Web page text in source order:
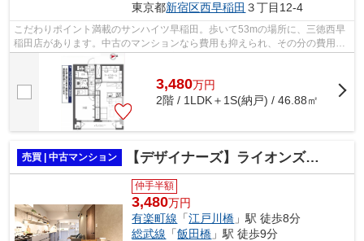
東京都新宿区西早稲田 ３丁目12-4
こだわりポイント満載のサンハイツ早稲田。歩いて53mの場所に、三徳西早
稲田店があります。中古のマンションなら費用も抑えられ、その分の費用を
他に充てることが出来ます。上階の方も...
3,480万円
2階 / 1LDK＋1S(納戸) / 46.88㎡
売買 | 中古マンション 【デザイナーズ】ライオンズマンション飯田橋
仲手半額
3,480万円
有楽町線 「江戸川橋 」駅 徒歩8分
総武線 「飯田橋 」駅 徒歩9分